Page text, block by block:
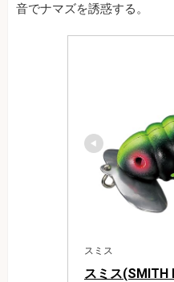
音でナマズを誘惑する。
スミス
スミス(SMITH